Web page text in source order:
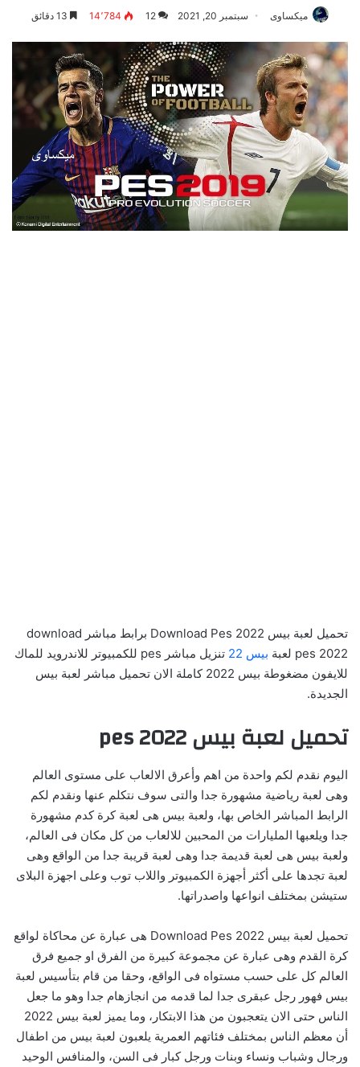
ميكساوى سبتمبر 20, 2021 12 14٬784
تحميل لعبة بيس 2022 Download Pes برابط مباشر download
pes 2022 لعبة
بيس 22
تنزيل مباشر pes للكمبيوتر للاندرويد للماك
للايفون مضغوطة بيس 2022 كاملة الان تحميل مباشر لعبة بيس
الجديدة.
تحميل لعبة بيس 2022 pes
اليوم نقدم لكم واحدة من اهم وأعرق الالعاب على مستوى العالم
وهى لعبة رياضية مشهورة جدا والتى سوف نتكلم عنها ونقدم لكم
الرابط المباشر الخاص بها، ولعبة بيس هى لعبة كرة كدم مشهورة
جدا ويلعبها المليارات من المحبين للالعاب من كل مكان فى العالم،
ولعبة بيس هى لعبة قديمة جدا وهى لعبة قريبة جدا من الواقع وهى
لعبة تجدها على أكثر أجهزة الكمبيوتر واللاب توب وعلى اجهزة البلاى
ستيشن بمختلف انواعها واصدراتها.
تحميل لعبة بيس 2022 Download Pes هى عبارة عن محاكاة لواقع
كرة القدم وهى عبارة عن مجموعة كبيرة من الفرق او جميع فرق
العالم كل على حسب مستواه فى الواقع، وحقا من قام بتأسيس لعبة
بيس فهور رجل عبقرى جدا لما قدمه من انجازهام جدا وهو ما جعل
الناس حتى الان يتعجبون من هذا الابتكار، وما يميز لعبة بيس 2022
أن معظم الناس بمختلف فئاتهم العمرية يلعبون لعبة بيس من اطفال
ورجال وشباب ونساء وبنات ورجل كبار فى السن، والمنافس الوحيد